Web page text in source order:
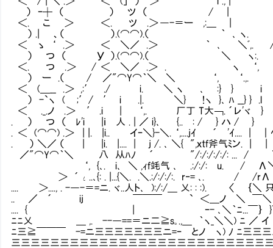
） ｰ┼ （ ） ツ （ / | l ： /￣
＜. こ ＞ ＜. ツ .＞ ―-＝ー ,:＿
） .| 、（ ）.(⌒⌒).（ ｀ ､ ヽ.
＜ ゝ ‘ .＞ ＜ ＼／ .＞
） つ （ У ）.(⌒⌒).（ ＼
＜. つ .＞ / ＜ ＼／ .＞ .
） ー .（ / ／"⌒Y⌒｀＼ ＼ ‘,
＜ (＿__ .＞ ,:′ ./ i. ＼
） -`ヽ ( ;′/ ′ i .|. ＼} !ヽ }､
＜ ._.ノ .＞ ′ .i | ‘,. 厂丁 T大￢.
. ） つ （ ﾚ'i |ｉ 人 . | ／ i}､ {..
. ＜ (⌒⌒) .＞ | |. |i.. イｰ＼}-＼.
. ） ＼／ （ | |i. |.... | j /. ､ ＼{ ",
／"⌒Y⌒｀＼ 八 从ﾊﾉ ´ "/:/:/
‘, {､. i､ ＼ ,ｨf竓气 ､ .:/:/:
＞ ´ι..､{: . |...{＼. .＼.:/:/:/:.
.... ＞...., . -―-＝=ニ. ヾ..人ト､ ):/:/＿
.. ／ ´ ij ￣￣￣ ` ＜＿ノ ＼ ￣
.... { | ｰ- ､＼｀ﾆ...￣｝ }＼{
ﾆﾆ乂 ＿ ,. --―==＝ニ二≧s｡.,＿ ｀ヽ_＼＼) ﾆ ／ イ
ﾆ三≧￣￣￣ -=ニ三三三三三三三ニ=ｰ とノ ヽ) ﾉ ﾆ三三三
三三三三三三三三三三三三三三三三三三三三三三三三三三